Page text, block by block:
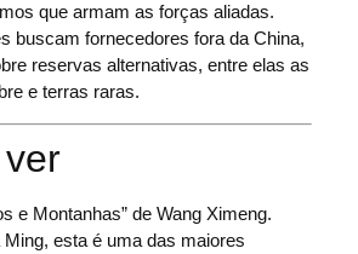
que armam as forças aliadas.
buscam fornecedores fora da China,
reservas alternativas, entre elas as
e terras raras.
e Montanhas” de Wang Ximeng.
esta é uma das maiores